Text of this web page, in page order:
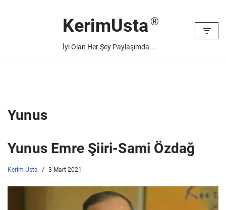
KerimUsta
İyi Olan Her Şey Paylaşımda...
Yunus
Yunus Emre Şiiri-Sami Özdağ
Kerim Usta 3 Mart 2021